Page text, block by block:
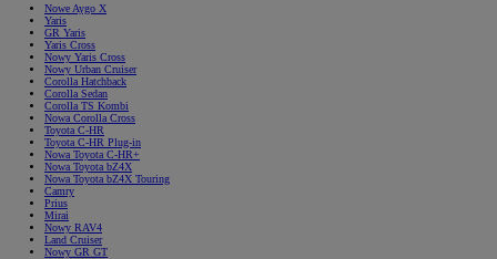
Nowe Aygo X
Yaris
GR Yaris
Yaris Cross
Nowy Yaris Cross
Nowy Urban Cruiser
Corolla Hatchback
Corolla Sedan
Corolla TS Kombi
Nowa Corolla Cross
Toyota C-HR
Toyota C-HR Plug-in
Nowa Toyota C-HR+
Nowa Toyota bZ4X
Nowa Toyota bZ4X Touring
Camry
Prius
Mirai
Nowy RAV4
Land Cruiser
Nowy GR GT